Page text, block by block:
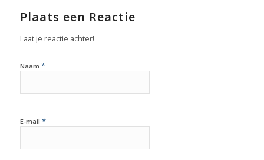
Plaats een Reactie
Laat je reactie achter!
Naam *
E-mail *